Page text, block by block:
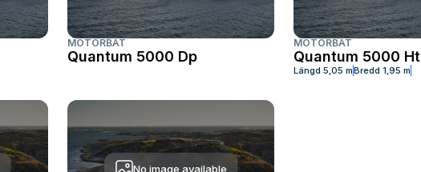
MOTORBÅT
Quantum 5000 Dp
MOTORBÅT
Quantum 5000 Ht
Längd5,05 mBredd1,95 m
No image available